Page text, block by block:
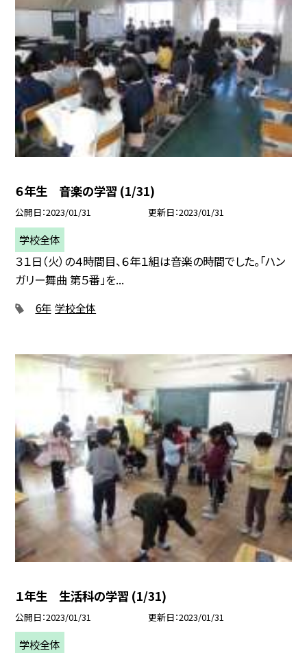
６年生 音楽の学習 (1/31)
公開日 2023/01/31 更新日 2023/01/31
学校全体
３１日（火）の４時間目、６年１組は音楽の時間でした。「ハン
ガリー舞曲 第５番」を...
6年 学校全体
１年生 生活科の学習 (1/31)
公開日 2023/01/31 更新日 2023/01/31
学校全体